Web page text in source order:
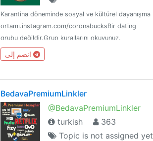
Karantina döneminde sosyal ve kültürel dayanışma
ortamı.instagram.com/coronabucksBir dating
grubu değildir.Grup kurallarını okuyunuz.
BedavaPremiumLinkler
@BedavaPremiumLinkler
turkish
363
Topic is not assigned yet